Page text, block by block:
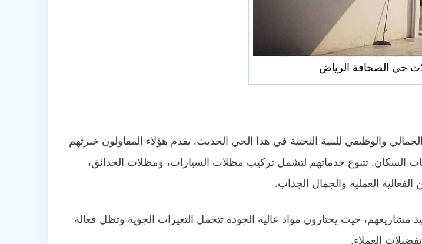
حي الصحافة الرياض
والوظيفي للبنية التحتية في هذا الحي الحديث. يقدم هؤلاء المقاولون خبرتهم
السكان. تتنوع خدماتهم لتشمل تركيب مظلات السيارات، ومظلات الحدائق،
العملية والجمال الجذاب.
مشاريعهم، حيث يختارون مواد عالية الجودة تتحمل التغيرات الجوية وتظل فعالة
العملاء.